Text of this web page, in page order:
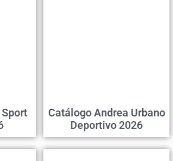
Catálogo Andrea Urbano
Deportivo 2026